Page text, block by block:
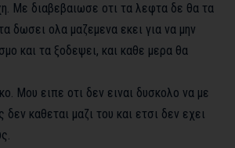
Με διαβεβαιωσε οτι τα λεφτα δε θα τα
δωσει ολα μαζεμενα εκει για να μην
και τα ξοδεψει, και καθε μερα θα
Μου ειπε οτι δεν ειναι δυσκολο να με
δεν καθεται μαζι του και ετσι δεν εχει